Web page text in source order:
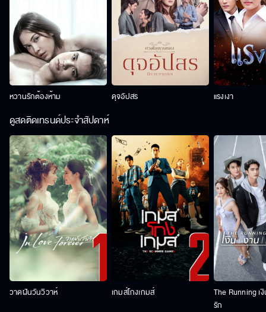
หวานรักต้องห้าม ดุจอัปสร แรงเงา
ดูสดติดเทรนด์ประจำสัปดาห์
วาดฝันวันวิวาห์ เกมส์โกงเกมส์
The Running เ
รัก